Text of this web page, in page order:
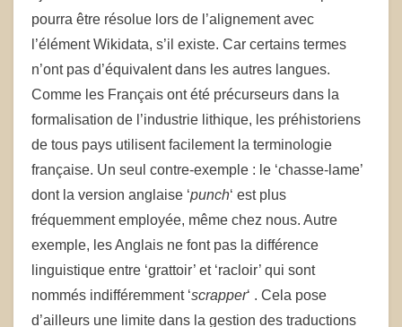
pourra être résolue lors de l’alignement avec
l’élément Wikidata, s’il existe. Car certains termes
n’ont pas d’équivalent dans les autres langues.
Comme les Français ont été précurseurs dans la
formalisation de l’industrie lithique, les préhistoriens
de tous pays utilisent facilement la terminologie
française. Un seul contre-exemple : le ‘chasse-lame’
dont la version anglaise ‘punch‘ est plus
fréquemment employée, même chez nous. Autre
exemple, les Anglais ne font pas la différence
linguistique entre ‘grattoir’ et ‘racloir’ qui sont
nommés indifféremment ‘scrapper‘ . Cela pose
d’ailleurs une limite dans la gestion des traductions